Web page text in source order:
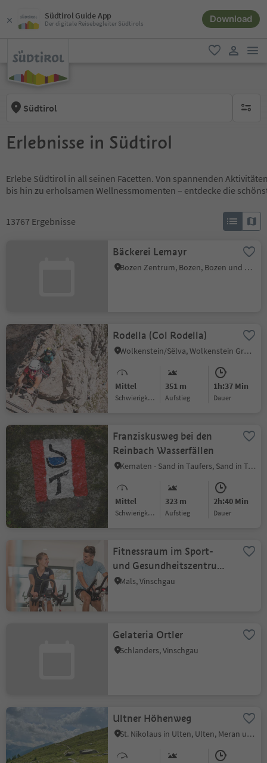
Südtirol Guide App
Der digitale Reisebegleiter Südtirols Download
favorit
Südtirol keine
Erlebnisse in Südtirol
Erlebe Südtirol in all seinen Facetten. Von spannenden
bis hin zu erholsamen Wellnessmomenten – entdecke die
13767 Ergebnisse
Bäckerei Lemayr
Bozen Zentrum, Bozen, Bozen und Umgebung
Rodella (Col Rodella)
Wolkenstein/Sëlva, Wolkenstein Gröden, Dolomitenregion Gröden
Mittel
Schwierigkeitsgrad
351 m
Aufstieg
1h:37 Min
Dauer
Franziskusweg bei den
Reinbach Wasserfällen
Kematen - Sand in Taufers, Sand in Taufers, Ahrntal
Mittel
Schwierigkeitsgrad
323 m
Aufstieg
2h:40 Min
Dauer
Fitnessraum im Sport-
und Gesundheitszentrum
Sportwell
Mals, Vinschgau
Gelateria Ortler
Schlanders, Vinschgau
Ultner Höhenweg
St. Nikolaus in Ulten, Ulten, Meran und Umgebung